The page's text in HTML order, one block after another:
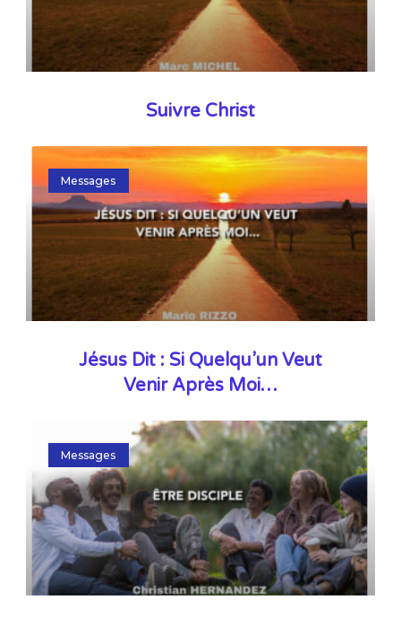
Suivre Christ
Messages
Jésus Dit : Si Quelqu’un Veut
Venir Après Moi…
Messages